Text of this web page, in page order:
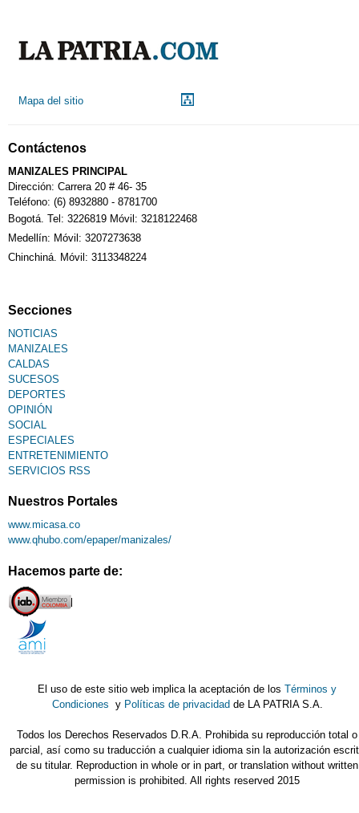
Calendario Tributario
Sudoku
Fallecimiento
Mapa del sitio
Contáctenos
MANIZALES PRINCIPAL
Dirección: Carrera 20 # 46- 35
Teléfono: (6) 8932880 - 8781700
Bogotá. Tel: 3226819 Móvil: 3218122468
Medellín: Móvil: 3207273638
Chinchiná. Móvil: 3113348224
Secciones
NOTICIAS
MANIZALES
CALDAS
SUCESOS
DEPORTES
OPINIÓN
SOCIAL
ESPECIALES
ENTRETENIMIENTO
SERVICIOS RSS
Nuestros Portales
www.micasa.co
www.qhubo.com/epaper/manizales/
Hacemos parte de:
El uso de este sitio web implica la aceptación de losTérminos y
Condiciones y Políticas de privacidad de LA PATRIA S.A.
Todos los Derechos Reservados D.R.A. Prohibida su reproducción total o
parcial, así como su traducción a cualquier idioma sin la autorización
de su titular. Reproduction in whole or in part, or translation without written
permission is prohibited. All rights reserved 2015